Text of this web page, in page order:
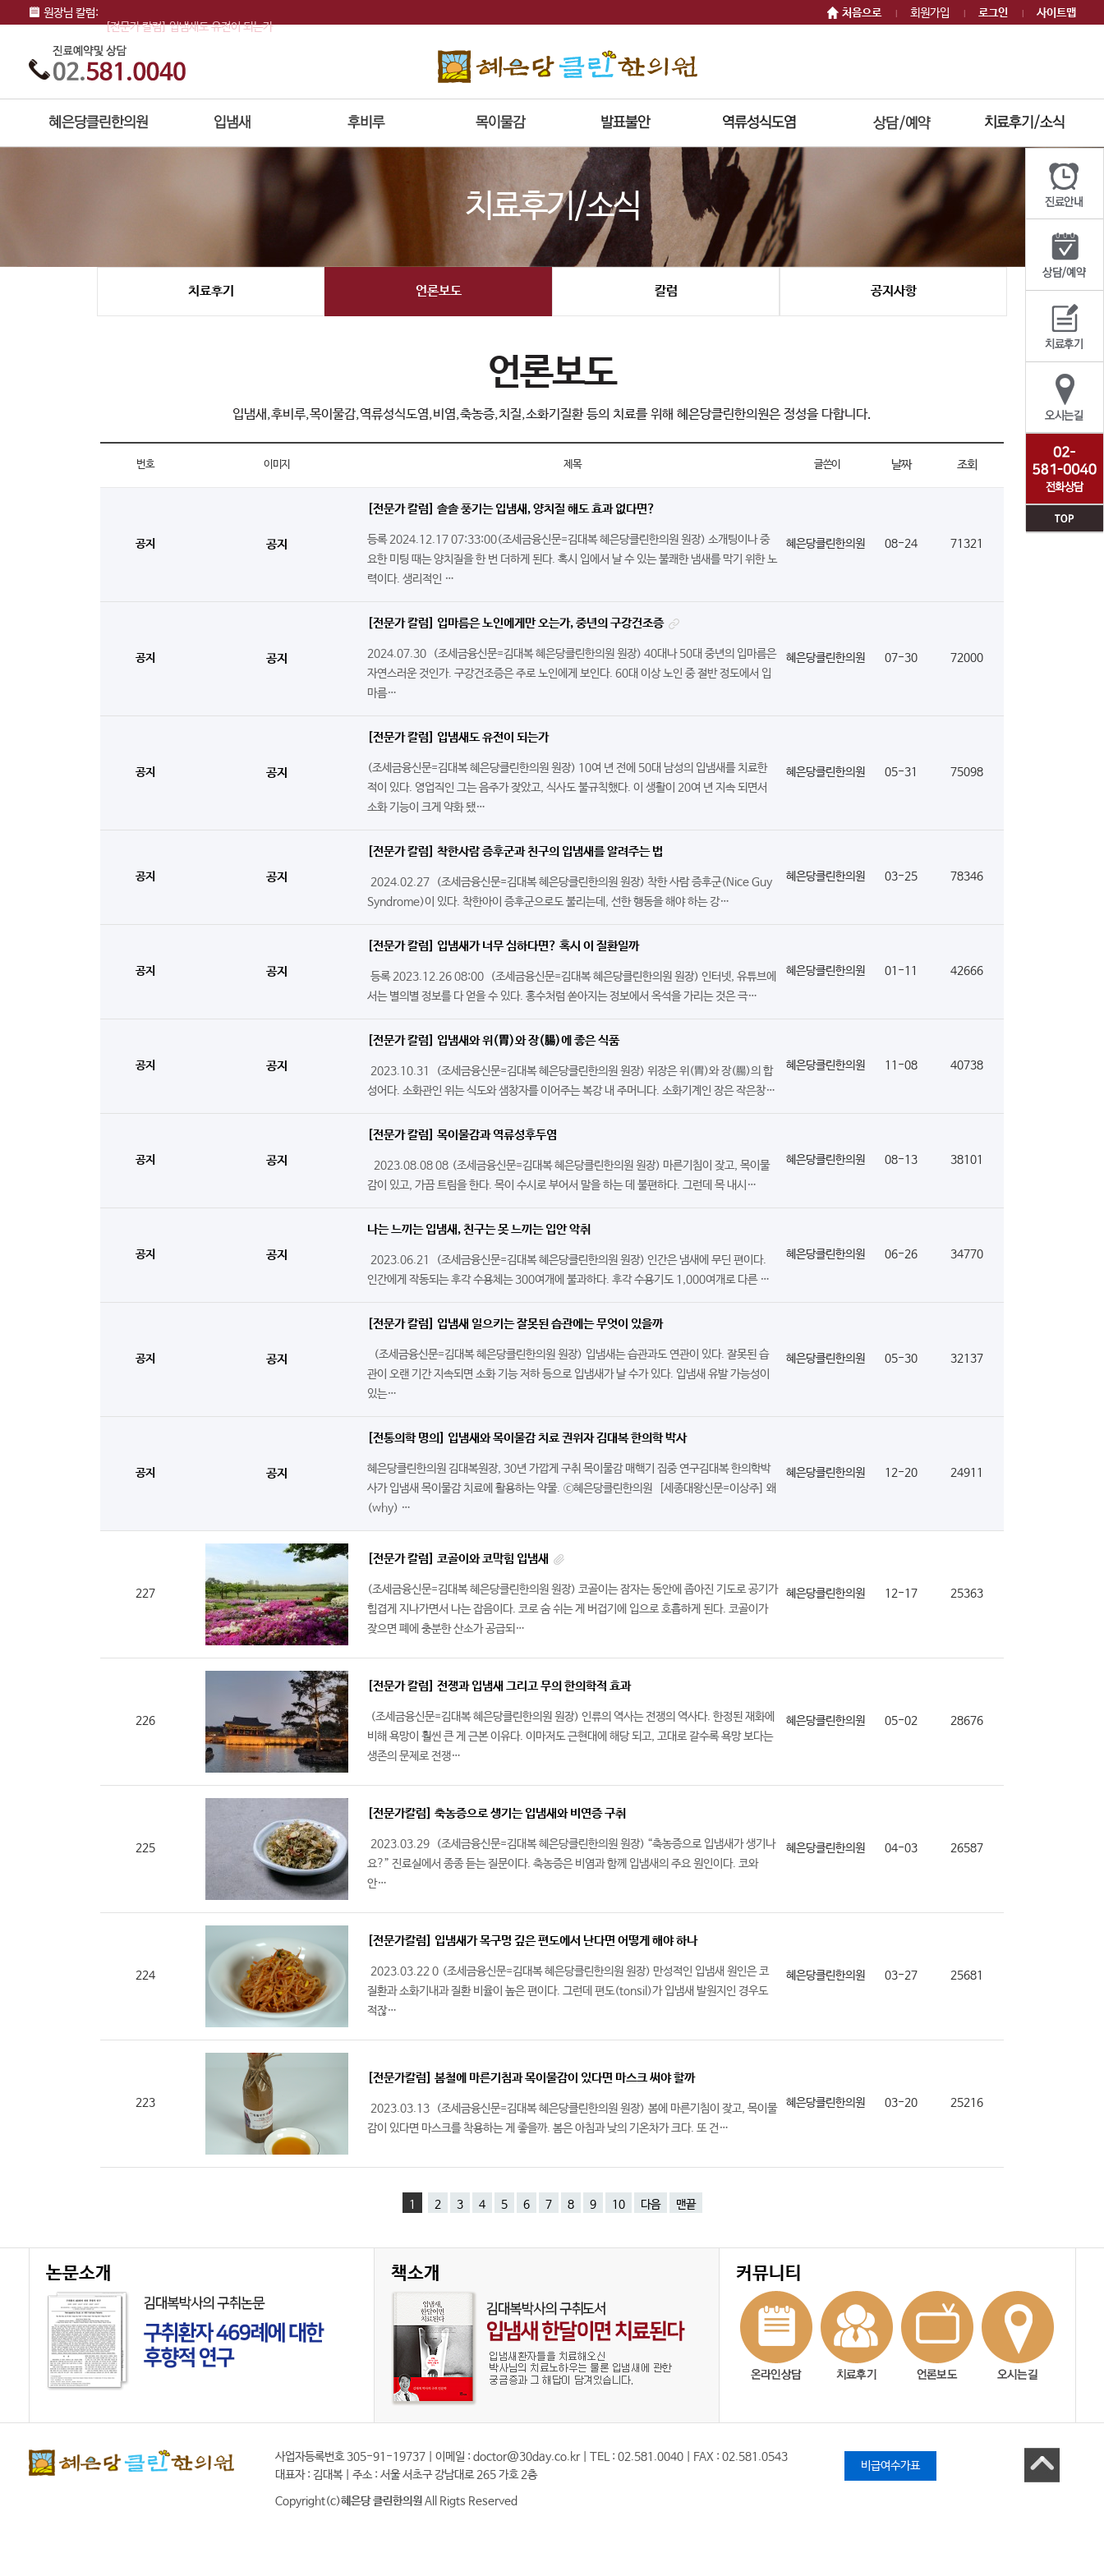
원장님 칼럼:
[전문가 칼럼] 착한사람 증후군과 친구의 입냄…
[전문가 칼럼] 솔솔 풍기는 입냄새, 양치질 …
처음으로 회원가입 로그인 사이트맵
치료후기/소식
치료후기 언론보도 칼럼 공지사항
언론보도
입냄새,후비루,목이물감,역류성식도염,비염,축농증,치질,소화기질환 등의 치료를 위해 혜은당클린한의원은 정성을 다합니다.
번호 이미지 제목 글쓴이 날짜 조회
공지 공지
[전문가 칼럼] 솔솔 풍기는 입냄새, 양치질 해도 효과 없다면?
등록 2024.12.17 07:33:00​(조세금융신문=김대복 혜은당클린한의원 원장) 소개팅이나 중
요한 미팅 때는 양치질을 한 번 더하게 된다. 혹시 입에서 날 수 있는 불쾌한 냄새를 막기 위한 노
력이다. 생리적인 …
혜은당클린한의원 08-24 71321
공지 공지
[전문가 칼럼] 입마름은 노인에게만 오는가, 중년의 구강건조증
2024.07.30 ​(조세금융신문=김대복 혜은당클린한의원 원장) 40대나 50대 중년의 입마름은
자연스러운 것인가. 구강건조증은 주로 노인에게 보인다. 60대 이상 노인 중 절반 정도에서 입
마름…
혜은당클린한의원 07-30 72000
공지 공지
[전문가 칼럼] 입냄새도 유전이 되는가
​(조세금융신문=김대복 혜은당클린한의원 원장) 10여 년 전에 50대 남성의 입냄새를 치료한
적이 있다. 영업직인 그는 음주가 잦았고, 식사도 불규칙했다. 이 생활이 20여 년 지속 되면서
소화 기능이 크게 약화 됐…
혜은당클린한의원 05-31 75098
공지 공지
[전문가 칼럼] 착한사람 증후군과 친구의 입냄새를 알려주는 법
2024.02.27 ​(조세금융신문=김대복 혜은당클린한의원 원장) 착한 사람 증후군(Nice Guy
Syndrome)이 있다. 착한아이 증후군으로도 불리는데, 선한 행동을 해야 하는 강…
혜은당클린한의원 03-25 78346
공지 공지
[전문가 칼럼] 입냄새가 너무 심하다면? 혹시 이 질환일까
등록 2023.12.26 08:00 (조세금융신문=김대복 혜은당클린한의원 원장) 인터넷, 유튜브에
서는 별의별 정보를 다 얻을 수 있다. 홍수처럼 쏟아지는 정보에서 옥석을 가리는 것은 극…
혜은당클린한의원 01-11 42666
공지 공지
[전문가 칼럼] 입냄새와 위(胃)와 장(腸)에 좋은 식품
2023.10.31 (조세금융신문=김대복 혜은당클린한의원 원장) 위장은 위(胃)와 장(腸)의 합
성어다. 소화관인 위는 식도와 샘창자를 이어주는 복강 내 주머니다. 소화기계인 장은 작은창…
혜은당클린한의원 11-08 40738
공지 공지
[전문가 칼럼] 목이물감과 역류성후두염
2023.08.08 08 (조세금융신문=김대복 혜은당클린한의원 원장) 마른기침이 잦고, 목이물
감이 있고, 가끔 트림을 한다. 목이 수시로 부어서 말을 하는 데 불편하다. 그런데 목 내시…
혜은당클린한의원 08-13 38101
공지 공지
나는 느끼는 입냄새, 친구는 못 느끼는 입안 악취
2023.06.21 (조세금융신문=김대복 혜은당클린한의원 원장) 인간은 냄새에 무딘 편이다.
인간에게 작동되는 후각 수용체는 300여개에 불과하다. 후각 수용기도 1,000여개로 다른 …
혜은당클린한의원 06-26 34770
공지 공지
[전문가 칼럼] 입냄새 일으키는 잘못된 습관에는 무엇이 있을까
(조세금융신문=김대복 혜은당클린한의원 원장) 입냄새는 습관과도 연관이 있다. 잘못된 습
관이 오랜 기간 지속되면 소화 기능 저하 등으로 입냄새가 날 수가 있다. 입냄새 유발 가능성이
있는…
혜은당클린한의원 05-30 32137
공지 공지
[전통의학 명의] 입냄새와 목이물감 치료 권위자 김대복 한의학 박사
혜은당클린한의원 김대복원장, 30년 가깝게 구취 목이물감 매핵기 집중 연구김대복 한의학박
사가 입냄새 목이물감 치료에 활용하는 약물. ⓒ혜은당클린한의원 [세종대왕신문=이상주] 왜
(why) …
혜은당클린한의원 12-20 24911
227
[전문가 칼럼] 코골이와 코막힘 입냄새
(조세금융신문=김대복 혜은당클린한의원 원장) 코골이는 잠자는 동안에 좁아진 기도로 공기가
힘겹게 지나가면서 나는 잡음이다. 코로 숨 쉬는 게 버겁기에 입으로 호흡하게 된다. 코골이가
잦으면 폐에 충분한 산소가 공급되…
혜은당클린한의원 12-17 25363
226
[전문가 칼럼] 전쟁과 입냄새 그리고 무의 한의학적 효과
(조세금융신문=김대복 혜은당클린한의원 원장) 인류의 역사는 전쟁의 역사다. 한정된 재화에
비해 욕망이 훨씬 큰 게 근본 이유다. 이마저도 근현대에 해당 되고, 고대로 갈수록 욕망 보다는
생존의 문제로 전쟁…
혜은당클린한의원 05-02 28676
225
[전문가칼럼] 축농증으로 생기는 입냄새와 비연증 구취
2023.03.29 (조세금융신문=김대복 혜은당클린한의원 원장) “축농증으로 입냄새가 생기나
요?” 진료실에서 종종 듣는 질문이다. 축농증은 비염과 함께 입냄새의 주요 원인이다. 코와
안…
혜은당클린한의원 04-03 26587
224
[전문가칼럼] 입냄새가 목구멍 깊은 편도에서 난다면 어떻게 해야 하나
2023.03.22 0 (조세금융신문=김대복 혜은당클린한의원 원장) 만성적인 입냄새 원인은 코
질환과 소화기내과 질환 비율이 높은 편이다. 그런데 편도(tonsil)가 입냄새 발원지인 경우도
적잖…
혜은당클린한의원 03-27 25681
223
[전문가칼럼] 봄철에 마른기침과 목이물감이 있다면 마스크 써야 할까
2023.03.13 (조세금융신문=김대복 혜은당클린한의원 원장) 봄에 마른기침이 잦고, 목이물
감이 있다면 마스크를 착용하는 게 좋을까. 봄은 아침과 낮의 기온차가 크다. 또 건…
혜은당클린한의원 03-20 25216
1 2 3 4 5 6 7 8 9 10 다음 맨끝
논문소개 책소개 커뮤니티
사업자등록번호 305-91-19737 | 이메일 : doctor@30day.co.kr | TEL : 02.581.0040 | FAX : 02.581.0543
대표자 : 김대복 | 주소 : 서울 서초구 강남대로 265 가호 2층
비급여수가표
Copyright(c)혜은당 클린한의원All Rigts Reserved